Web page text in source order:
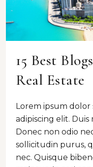
15 Best
Real Estate
Lorem ipsum
adipiscing elit. Duis
Donec non odio
sollicitudin purus,
nec. Quisque